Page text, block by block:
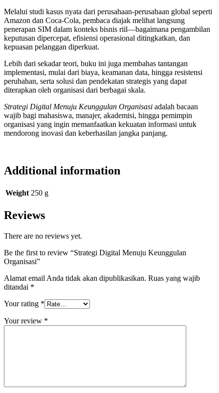
Melalui studi kasus nyata dari perusahaan-perusahaan global seperti
Amazon dan Coca-Cola, pembaca diajak melihat langsung
penerapan SIM dalam konteks bisnis riil—bagaimana pengambilan
keputusan dipercepat, efisiensi operasional ditingkatkan, dan
kepuasan pelanggan diperkuat.
Lebih dari sekadar teori, buku ini juga membahas tantangan
implementasi, mulai dari biaya, keamanan data, hingga resistensi
perubahan, serta solusi dan pendekatan strategis yang dapat
diterapkan oleh organisasi dari berbagai skala.
Strategi Digital Menuju Keunggulan Organisasi adalah bacaan
wajib bagi mahasiswa, manajer, akademisi, hingga pemimpin
organisasi yang ingin memanfaatkan kekuatan informasi untuk
mendorong inovasi dan keberhasilan jangka panjang.
Additional information
Weight 250 g
Reviews
There are no reviews yet.
Be the first to review “Strategi Digital Menuju Keunggulan
Organisasi”
Alamat email Anda tidak akan dipublikasikan. Ruas yang wajib
ditandai *
Your rating *
Your review *